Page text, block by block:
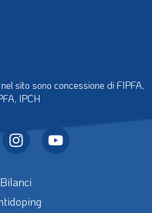
sito sono concessione di FIPFA,
IPCH
Bilanci